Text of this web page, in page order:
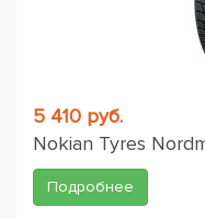
5 410 руб.
Nokian Tyres
Подробнее